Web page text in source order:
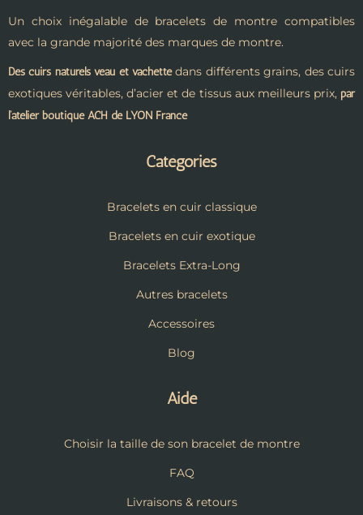
Un choix inégalable de bracelets de montre compatibles
avec la grande majorité des marques de montre.
Des cuirs naturels veau et vachettedans différents grains, des cuirs
exotiques véritables, d’acier et de tissus aux meilleurs prix, par
l’atelier boutique ACH de LYON France
Catégories
Bracelets en cuir classique
Bracelets en cuir exotique
Bracelets Extra-Long
Autres bracelets
Accessoires
Blog
Aide
Choisir la taille de son bracelet de montre
FAQ
Livraisons & retours